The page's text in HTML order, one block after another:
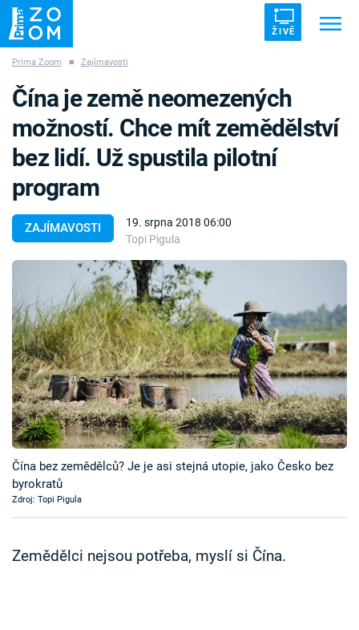
ŽIVĚ
ZÁHADY VETŘELCI DÁVNOVĚKU
Témata
Témata
Pořady
TV Program
Časopis
Sledujte prima+
Přihlášení
Prima Zoom ■ Zajímavosti
ZAJÍMAVOSTI
19. srpna 2018 06:00
Topi Pigula
Čína je země neomezených
možností. Chce mít zemědělství
bez lidí. Už spustila pilotní
program
Čína bez zemědělců? Je je asi stejná utopie, jako Česko bez
byrokratů
Zdroj: Topi Pigula
Zemědělci nejsou potřeba, myslí si Čína.